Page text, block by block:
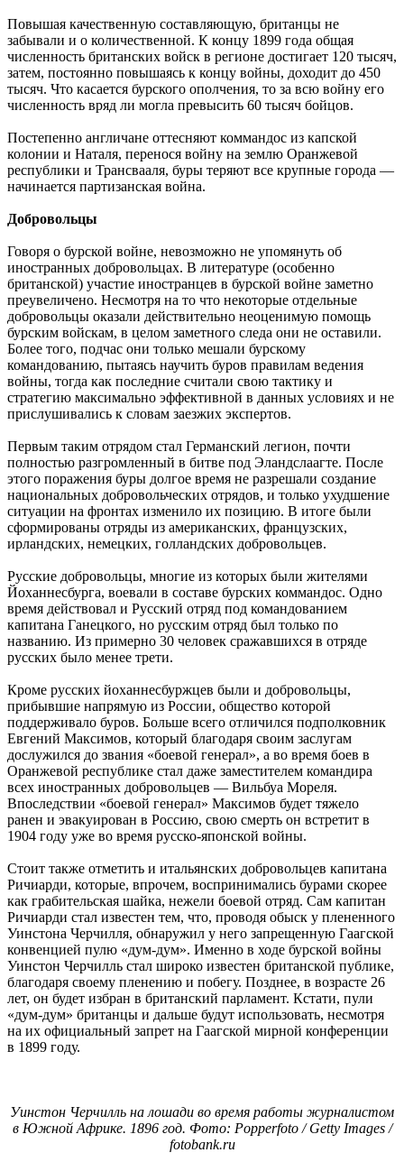
Повышая качественную составляющую, британцы не
забывали и о количественной. К концу 1899 года общая
численность британских войск в регионе достигает 120 тысяч,
затем, постоянно повышаясь к концу войны, доходит до 450
тысяч. Что касается бурского ополчения, то за всю войну его
численность вряд ли могла превысить 60 тысяч бойцов.
Постепенно англичане оттесняют коммандос из капской
колонии и Наталя, перенося войну на землю Оранжевой
республики и Трансвааля, буры теряют все крупные города —
начинается партизанская война.
Добровольцы
Говоря о бурской войне, невозможно не упомянуть об
иностранных добровольцах. В литературе (особенно
британской) участие иностранцев в бурской войне заметно
преувеличено. Несмотря на то что некоторые отдельные
добровольцы оказали действительно неоценимую помощь
бурским войскам, в целом заметного следа они не оставили.
Более того, подчас они только мешали бурскому
командованию, пытаясь научить буров правилам ведения
войны, тогда как последние считали свою тактику и
стратегию максимально эффективной в данных условиях и не
прислушивались к словам заезжих экспертов.
Первым таким отрядом стал Германский легион, почти
полностью разгромленный в битве под Эландслаагте. После
этого поражения буры долгое время не разрешали создание
национальных добровольческих отрядов, и только ухудшение
ситуации на фронтах изменило их позицию. В итоге были
сформированы отряды из американских, французских,
ирландских, немецких, голландских добровольцев.
Русские добровольцы, многие из которых были жителями
Йоханнесбурга, воевали в составе бурских коммандос. Одно
время действовал и Русский отряд под командованием
капитана Ганецкого, но русским отряд был только по
названию. Из примерно 30 человек сражавшихся в отряде
русских было менее трети.
Кроме русских йоханнесбуржцев были и добровольцы,
прибывшие напрямую из России, общество которой
поддерживало буров. Больше всего отличился подполковник
Евгений Максимов, который благодаря своим заслугам
дослужился до звания «боевой генерал», а во время боев в
Оранжевой республике стал даже заместителем командира
всех иностранных добровольцев — Вильбуа Мореля.
Впоследствии «боевой генерал» Максимов будет тяжело
ранен и эвакуирован в Россию, свою смерть он встретит в
1904 году уже во время русско-японской войны.
Стоит также отметить и итальянских добровольцев капитана
Ричиарди, которые, впрочем, воспринимались бурами скорее
как грабительская шайка, нежели боевой отряд. Сам капитан
Ричиарди стал известен тем, что, проводя обыск у плененного
Уинстона Черчилля, обнаружил у него запрещенную Гаагской
конвенцией пулю «дум-дум». Именно в ходе бурской войны
Уинстон Черчилль стал широко известен британской публике,
благодаря своему пленению и побегу. Позднее, в возрасте 26
лет, он будет избран в британский парламент. Кстати, пули
«дум-дум» британцы и дальше будут использовать, несмотря
на их официальный запрет на Гаагской мирной конференции
в 1899 году.
Уинстон Черчилль на лошади во время работы журналистом
в Южной Африке. 1896 год. Фото: Popperfoto / Getty Images /
fotobank.ru